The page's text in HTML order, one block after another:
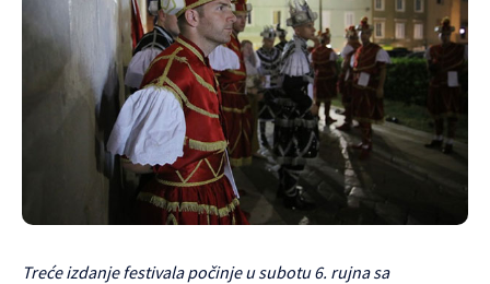
Treće izdanje festivala počinje u subotu 6. rujna sa